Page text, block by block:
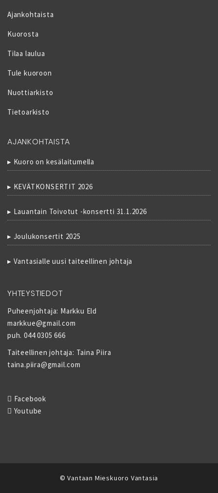
Ajankohtaista
Kuorosta
Tilaa laulua
Tule kuoroon
Nuottiarkisto
Tietoarkisto
AJANKOHTAISTA
Kuoro on kesälaitumella
KEVÄTKONSERTIT 2026
Lauantain Toivotut -konsertti 31.1.2026
Joulukonsertit 2025
Vantasialle uusi taiteellinen johtaja
YHTEYSTIEDOT
Puheenjohtaja: Markku Eld
markkue@gmail.com
puh. 044 0305 666
Taiteellinen johtaja: Taina Piira
taina.piira@gmail.com
Facebook
Youtube
© Vantaan Mieskuoro Vantasia